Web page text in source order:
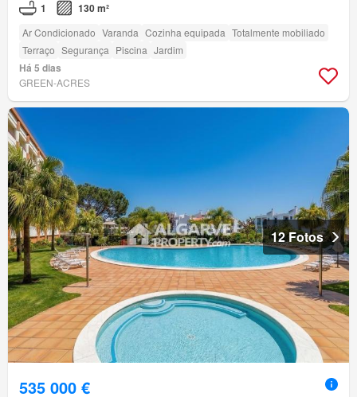
1 130 m²
Ar Condicionado Varanda Cozinha equipada Totalmente mobiliado
Terraço Segurança Piscina Jardim
Há 5 dias
GREEN-ACRES
12 Fotos
535 000 €